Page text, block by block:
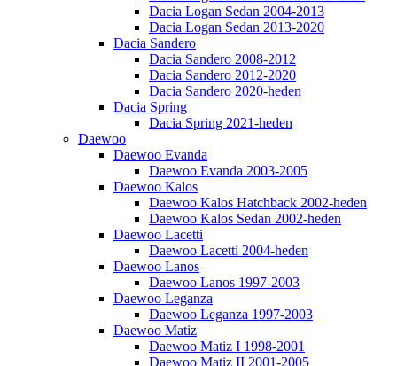
Dacia Logan Sedan 2004-2013
Dacia Logan Sedan 2013-2020
Dacia Sandero
Dacia Sandero 2008-2012
Dacia Sandero 2012-2020
Dacia Sandero 2020-heden
Dacia Spring
Dacia Spring 2021-heden
Daewoo
Daewoo Evanda
Daewoo Evanda 2003-2005
Daewoo Kalos
Daewoo Kalos Hatchback 2002-heden
Daewoo Kalos Sedan 2002-heden
Daewoo Lacetti
Daewoo Lacetti 2004-heden
Daewoo Lanos
Daewoo Lanos 1997-2003
Daewoo Leganza
Daewoo Leganza 1997-2003
Daewoo Matiz
Daewoo Matiz I 1998-2001
Daewoo Matiz II 2001-2005